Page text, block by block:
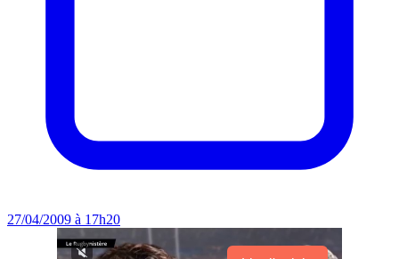
27/04/2009 à 17h20